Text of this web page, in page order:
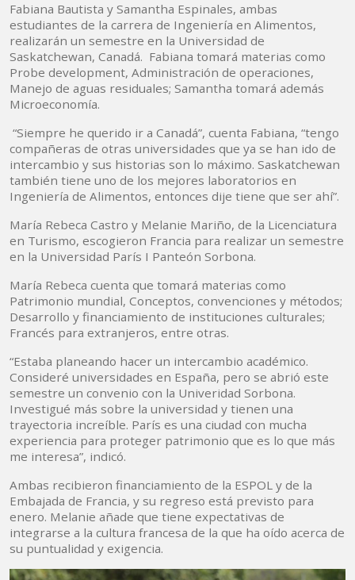
Fabiana Bautista y Samantha Espinales, ambas
estudiantes de la carrera de Ingeniería en Alimentos,
realizarán un semestre en la Universidad de
Saskatchewan, Canadá. Fabiana tomará materias como
Probe development, Administración de operaciones,
Manejo de aguas residuales; Samantha tomará además
Microeconomía.
“Siempre he querido ir a Canadá”, cuenta Fabiana, “tengo
compañeras de otras universidades que ya se han ido de
intercambio y sus historias son lo máximo. Saskatchewan
también tiene uno de los mejores laboratorios en
Ingeniería de Alimentos, entonces dije tiene que ser ahí”.
María Rebeca Castro y Melanie Mariño, de la Licenciatura
en Turismo, escogieron Francia para realizar un semestre
en la Universidad París I Panteón Sorbona.
María Rebeca cuenta que tomará materias como
Patrimonio mundial, Conceptos, convenciones y métodos;
Desarrollo y financiamiento de instituciones culturales;
Francés para extranjeros, entre otras.
“Estaba planeando hacer un intercambio académico.
Consideré universidades en España, pero se abrió este
semestre un convenio con la Univeridad Sorbona.
Investigué más sobre la universidad y tienen una
trayectoria increíble. París es una ciudad con mucha
experiencia para proteger patrimonio que es lo que más
me interesa”, indicó.
Ambas recibieron financiamiento de la ESPOL y de la
Embajada de Francia, y su regreso está previsto para
enero. Melanie añade que tiene expectativas de
integrarse a la cultura francesa de la que ha oído acerca de
su puntualidad y exigencia.